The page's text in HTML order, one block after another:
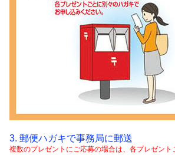
3. 郵便ハガキで事務局に郵送
複数のプレゼントにご応募の場合は、各プレゼント